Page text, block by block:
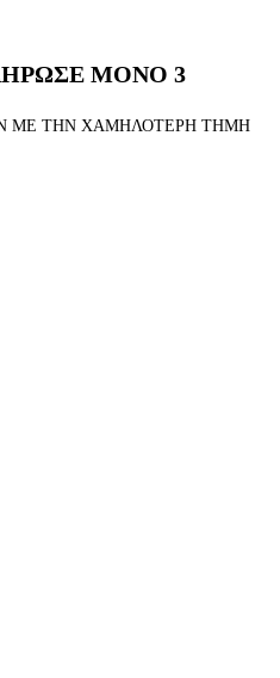
ΜΟΝΟ 3
ΜΕ ΤΗΝ ΧΑΜΗΛΟΤΕΡΗ ΤΗΜΗ